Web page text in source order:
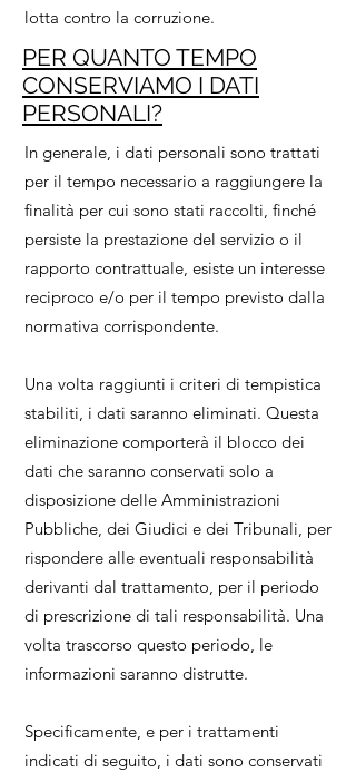
lotta contro la corruzione.
PER QUANTO TEMPO
CONSERVIAMO I DATI
PERSONALI?
In generale, i dati personali sono trattati
per il tempo necessario a raggiungere la
finalità per cui sono stati raccolti, finché
persiste la prestazione del servizio o il
rapporto contrattuale, esiste un interesse
reciproco e/o per il tempo previsto dalla
normativa corrispondente.
Una volta raggiunti i criteri di tempistica
stabiliti, i dati saranno eliminati. Questa
eliminazione comporterà il blocco dei
dati che saranno conservati solo a
disposizione delle Amministrazioni
Pubbliche, dei Giudici e dei Tribunali, per
rispondere alle eventuali responsabilità
derivanti dal trattamento, per il periodo
di prescrizione di tali responsabilità. Una
volta trascorso questo periodo, le
informazioni saranno distrutte.
Specificamente, e per i trattamenti
indicati di seguito, i dati sono conservati